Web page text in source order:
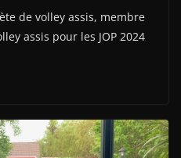
de volley assis, membre
assis pour les JOP 2024